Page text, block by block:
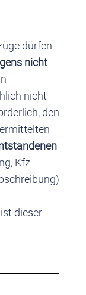
dürfen
nicht
nicht
den
Kfz-
dieser